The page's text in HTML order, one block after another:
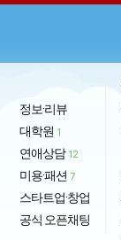
정보·리뷰
대학원 1
연애상담 12
미용·패션 7
스타트업·창업
공식 오픈채팅